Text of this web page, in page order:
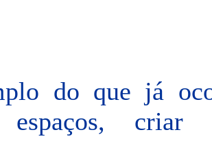
do que já
espaços, criar